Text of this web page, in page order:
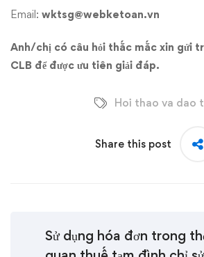
Email: wktsg@webketoan.vn
Anh/chị có câu hỏi thắc mắc xin gửi
CLB để được ưu tiên giải đáp.
Hoi thao va dao
Share this post
Sử dụng hóa đơn trong